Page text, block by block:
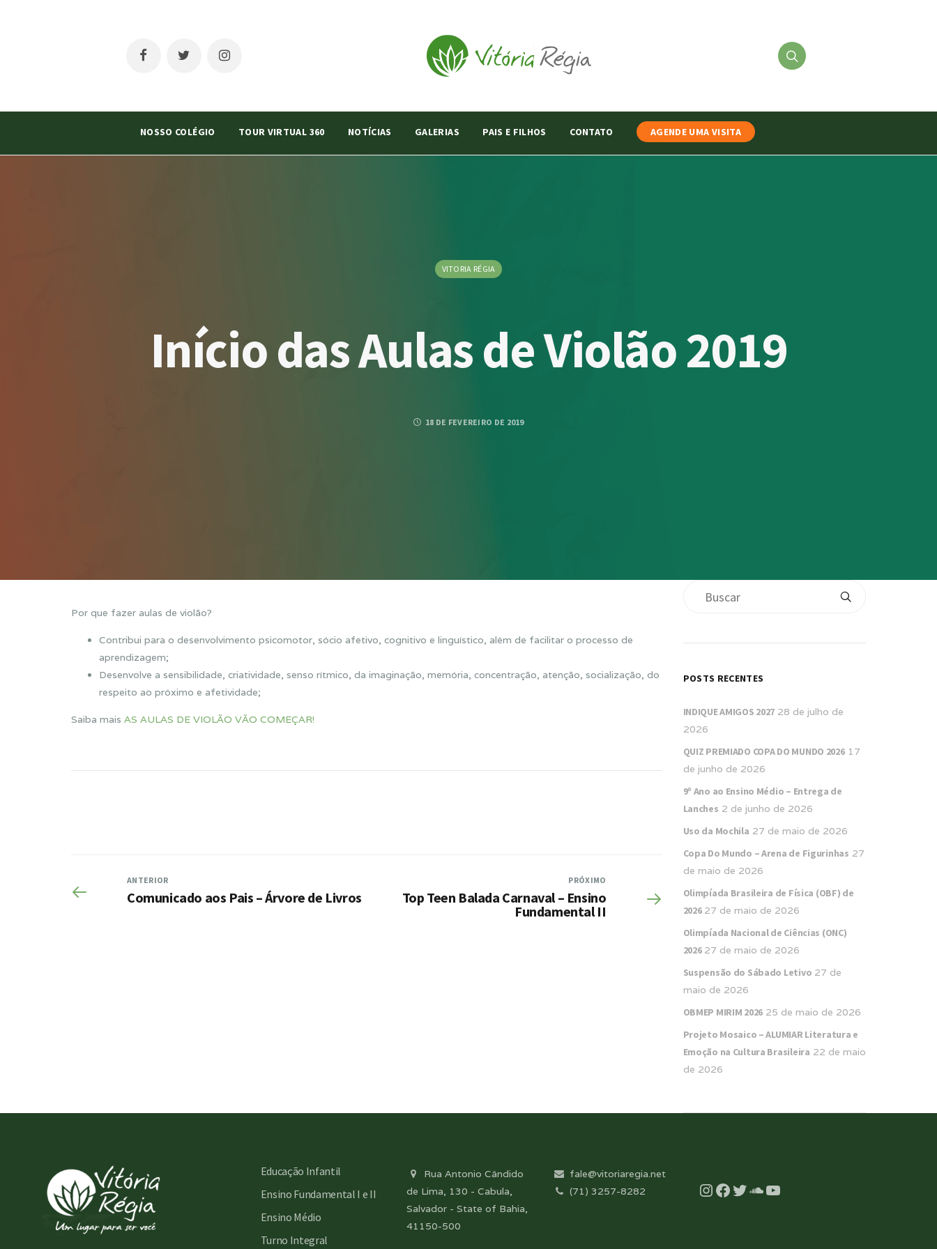
NOSSO COLÉGIO TOUR VIRTUAL 360 NOTÍCIAS GALERIAS PAIS E FILHOS CONTATO AGENDE UMA VISITA
VITORIA RÉGIA
Início das Aulas de Violão 2019
18 DE FEVEREIRO DE 2019
Por que fazer aulas de violão?
Contribui para o desenvolvimento psicomotor, sócio afetivo, cognitivo e linguístico, além de facilitar o processo de
aprendizagem;
Desenvolve a sensibilidade, criatividade, senso rítmico, da imaginação, memória, concentração, atenção, socialização, do
respeito ao próximo e afetividade;
Saiba mais AS AULAS DE VIOLÃO VÃO COMEÇAR!
ANTERIOR
Comunicado aos Pais – Árvore de Livros
PRÓXIMO
Top Teen Balada Carnaval – Ensino
Fundamental II
POSTS RECENTES
INDIQUE AMIGOS 2027 28 de julho de
2026
QUIZ PREMIADO COPA DO MUNDO 2026 17
de junho de 2026
9º Ano ao Ensino Médio – Entrega de
Lanches 2 de junho de 2026
Uso da Mochila 27 de maio de 2026
Copa Do Mundo – Arena de Figurinhas 27
de maio de 2026
Olimpíada Brasileira de Física (OBF) de
2026 27 de maio de 2026
Olimpíada Nacional de Ciências (ONC)
2026 27 de maio de 2026
Suspensão do Sábado Letivo 27 de
maio de 2026
OBMEP MIRIM 2026 25 de maio de 2026
Projeto Mosaico – ALUMIAR Literatura e
Emoção na Cultura Brasileira 22 de maio
de 2026
Educação Infantil
Ensino Fundamental I e II
Ensino Médio
Turno Integral
Rua Antonio Cândido
de Lima, 130 - Cabula,
Salvador - State of Bahia,
41150-500
fale@vitoriaregia.net
(71) 3257-8282
Instagram
Facebook
Twitter
Soundcloud
YouTube